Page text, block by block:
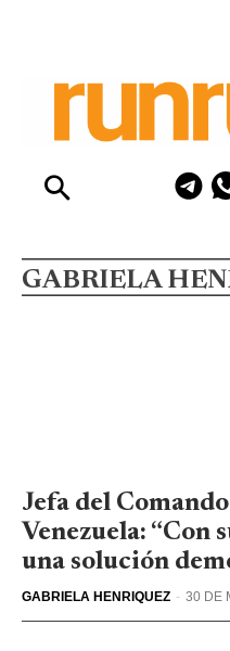
GABRIELA
Jefa del
Venezuela: “Con
una solución
GABRIELA HENRIQUEZ - 30 DE